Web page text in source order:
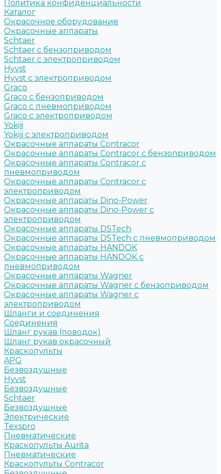
Политика конфиденциальности
Каталог
Окрасочное оборудование
Окрасочные аппараты
Schtaer
Schtaer с бензоприводом
Schtaer c электроприводом
Hyvst
Hyvst с электроприводом
Graco
Graco c бензоприводом
Graco с пневмоприводом
Graco с электроприводом
Yokiji
Yokiji c электроприводом
Окрасочные аппараты Contracor
Окрасочные аппараты Contracor с бензоприводом
Окрасочные аппараты Contracor с
пневмоприводом
Окрасочные аппараты Contracor с
электроприводом
Окрасочные аппараты Dino-Power
Окрасочные аппараты Dino-Power с
электроприводом
Окрасочные аппараты DSTech
Окрасочные аппараты DSTech c пневмоприводом
Окрасочные аппараты HANDOK
Окрасочные аппараты HANDOK c
пневмоприводом
Окрасочные аппараты Wagner
Окрасочные аппараты Wagner с бензоприводом
Окрасочные аппараты Wagner с
электроприводом
Шланги и соединения
Cоединения
Шланг рукав (поводок)
Шланг рукав окрасочный
Краскопульты
APG
Безвоздушные
Hyvst
Безвоздушные
Schtaer
Безвоздушные
Электрические
Texspro
Пневматические
Краскопульты Aurita
Пневматические
Краскопульты Contracor